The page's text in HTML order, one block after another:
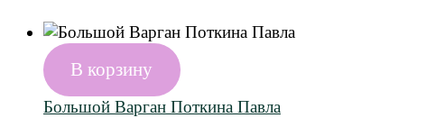
В корзину
Большой Варган Поткина Павла